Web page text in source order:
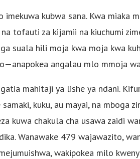
imekuwa kubwa sana. Kwa miaka
tofauti za kijamii na kiuchumi
suala hili moja kwa moja kwa
angalau mlo mmoja
mahitaji ya lishe ya ndani.
kuku, au mayai, na mboga
kuwa chakula cha usawa zaidi
Wanawake 479 wajawazito,
wakipokea milo